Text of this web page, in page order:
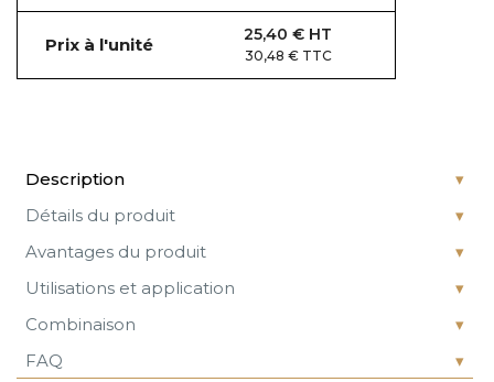
Prix à l'unité 25,40 € HT
30,48 € TTC
Description
Détails du produit
Avantages du produit
Utilisations et application
Combinaison
FAQ